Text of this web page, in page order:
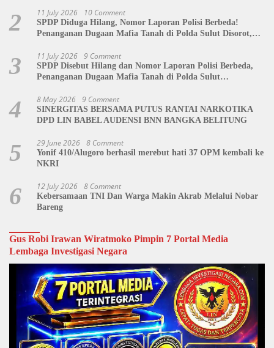
2 11 July 2026 10 Comment
SPDP Diduga Hilang, Nomor Laporan Polisi Berbeda!
Penanganan Dugaan Mafia Tanah di Polda Sulut Disorot,
3 11 July 2026 9 Comment
SPDP Disebut Hilang dan Nomor Laporan Polisi Berbeda,
Penanganan Dugaan Mafia Tanah di Polda Sulut
4 8 May 2026 9 Comment
SINERGITAS BERSAMA PUTUS RANTAI NARKOTIKA
DPD LIN BABEL AUDENSI BNN BANGKA BELITUNG
5 29 June 2026 8 Comment
Yonif 410/Alugoro berhasil merebut hati 37 OPM kembali ke
NKRI
6 12 July 2026 8 Comment
Kebersamaan TNI Dan Warga Makin Akrab Melalui Nobar
Bareng
Gus Robi Irawan Wiratmoko Pimpin 7 Portal Media
Lembaga Investigasi Negara
Video
Player